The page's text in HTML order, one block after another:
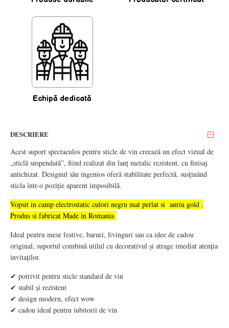
DESCRIERE
Acest suport spectaculos pentru sticle de vin creează un efect vizual de
„sticlă suspendată”, fiind realizat din lanț metalic rezistent, cu finisaj
antichizat. Designul său ingenios oferă stabilitate perfectă, susținând
sticla într-o poziție aparent imposibilă.
Vopsit in camp electrostatic culori negru mat perlat si auriu gold .
Produs si fabricat Made in Romania
Ideal pentru mese festive, baruri, livinguri sau ca idee de cadou
original, suportul combină utilul cu decorativul și atrage imediat atenția
invitaților.
✔ potrivit pentru sticle standard de vin
✔ stabil și rezistent
✔ design modern, efect wow
✔ cadou ideal pentru iubitorii de vin
Echipă dedicată